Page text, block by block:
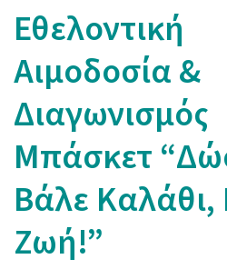
Εθελοντική
Αιμοδοσία &
Διαγωνισμός
Μπάσκετ
Βάλε Καλάθι,
Ζωή!”